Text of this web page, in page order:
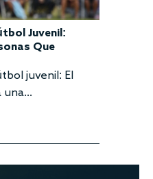
Juvenil:
Que
juvenil: El